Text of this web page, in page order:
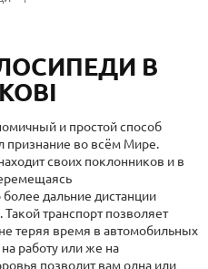
В
и простой способ
во всём Мире.
своих поклонников и в
дальние дистанции
транспорт позволяет
теряя время в автомобильных
работу или же на
позволит вам одна или